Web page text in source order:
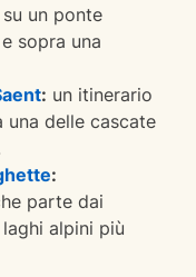
un ponte
sopra una
: un itinerario
una delle cascate
:
parte dai
alpini più